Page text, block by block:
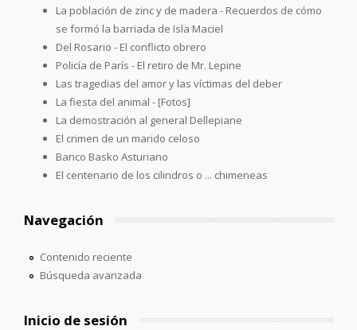
La población de zinc y de madera - Recuerdos de cómo
se formó la barriada de Isla Maciel
Del Rosario - El conflicto obrero
Policía de París - El retiro de Mr. Lepine
Las tragedias del amor y las víctimas del deber
La fiesta del animal - [Fotos]
La demostración al general Dellepiane
El crimen de un marido celoso
Banco Basko Asturiano
El centenario de los cilindros o ... chimeneas
Navegación
Contenido reciente
Búsqueda avanzada
Inicio de sesión